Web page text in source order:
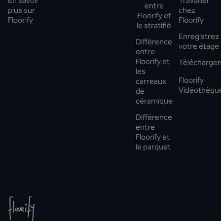
plus sur
Floorify
entre
Floorify et
le stratifié
Différence
entre
Floorify et
les
carreaux
de
céramique
Différence
entre
Floorify et
le parquet
chez
Floorify
Enregistrez
votre étage
Floorify